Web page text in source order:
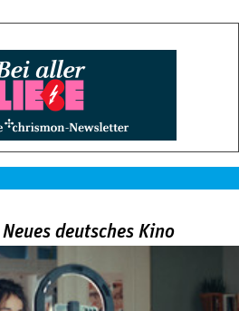
deutsches Kino